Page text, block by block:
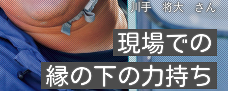
川手 将大 さん
現場での
縁の下の力持ち